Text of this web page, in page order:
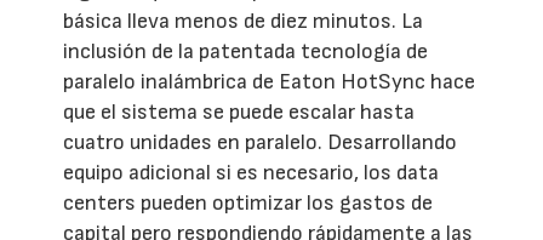
básica lleva menos de diez minutos. La
inclusión de la patentada tecnología de
paralelo inalámbrica de Eaton HotSync hace
que el sistema se puede escalar hasta
cuatro unidades en paralelo. Desarrollando
equipo adicional si es necesario, los data
centers pueden optimizar los gastos de
capital pero respondiendo rápidamente a las